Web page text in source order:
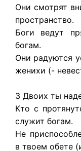
Они смотрят
пространство.
Боги ведут
богам.
Они радуются
женихи (-
3 Двоих ты
Кто с
служит богам.
Не
в твоем обете